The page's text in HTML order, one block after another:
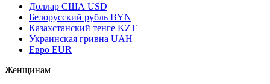
Доллар США USD
Белорусский рубль BYN
Казахстанский тенге KZT
Украинская гривна UAH
Евро EUR
Женщинам